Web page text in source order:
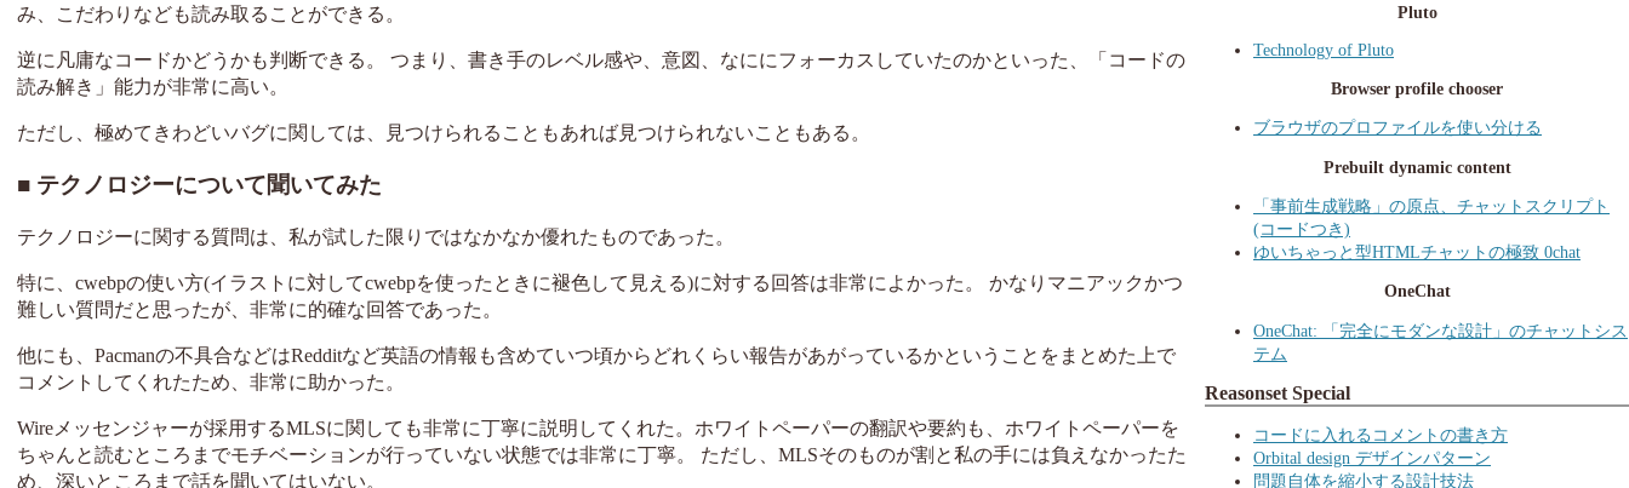
み、こだわりなども読み取ることができる。
逆に凡庸なコードかどうかも判断できる。 つまり、書き手のレベル感や、意図、なににフォーカスしていたのかといった、「コードの
読み解き」能力が非常に高い。
ただし、極めてきわどいバグに関しては、見つけられることもあれば見つけられないこともある。
テクノロジーについて聞いてみた
テクノロジーに関する質問は、私が試した限りではなかなか優れたものであった。
特に、cwebpの使い方(イラストに対してcwebpを使ったときに褪色して見える)に対する回答は非常によかった。 かなりマニアックかつ
難しい質問だと思ったが、非常に的確な回答であった。
他にも、Pacmanの不具合などはRedditなど英語の情報も含めていつ頃からどれくらい報告があがっているかということをまとめた上で
コメントしてくれたため、非常に助かった。
Wireメッセンジャーが採用するMLSに関しても非常に丁寧に説明してくれた。ホワイトペーパーの翻訳や要約も、ホワイトペーパーを
ちゃんと読むところまでモチベーションが行っていない状態では非常に丁寧。 ただし、MLSそのものが割と私の手には負えなかったた
め、深いところまで話を聞いてはいない。
Pluto
Technology of Pluto
Browser profile chooser
ブラウザのプロファイルを使い分ける
Prebuilt dynamic content
「事前生成戦略」の原点、チャットスクリプト
(コードつき)
ゆいちゃっと型HTMLチャットの極致 0chat
OneChat
OneChat: 「完全にモダンな設計」のチャットシス
テム
Reasonset Special
コードに入れるコメントの書き方
Orbital design デザインパターン
問題自体を縮小する設計技法